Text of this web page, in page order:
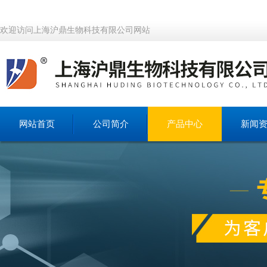
欢迎访问上海沪鼎生物科技有限公司网站
网站首页 公司简介 产品中心 新闻